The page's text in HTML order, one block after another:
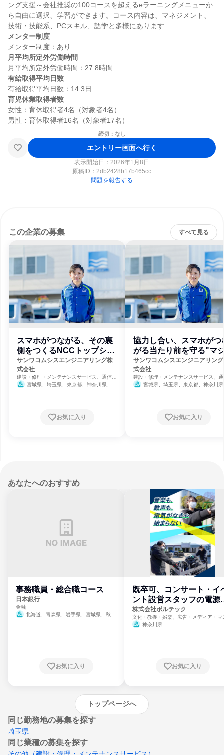
ング支援～会社推奨の100コースを超えるeラーニングメニューか
ら自由に選択、学習ができます。コース内容は、マネジメント、
メンター制度
月平均所定外労働時間
有給取得平均日数
育児休業取得者数
女性：育休取得者4名（対象者4名）
締切：なし
エントリー画面へ行く
表示開始日：2026年1月8日
原稿ID： 2db2428b17b465cc
問題を報告する
この企業の募集 すべて見る
スマホがつながる、その裏
側をつくるNCCトップシェ
ア企業
サンワコムシスエンジニアリング株
式会社
建設・修理・メンテナンスサービス、通信・
インターネット、インフラ・鉱業
宮城県、埼玉県、東京都、神奈川県、大
お気に入り
協力し合い、スマホがつ
がる当たり前を守る"マ
メ"な会社
サンワコムシスエンジニアリン
式会社
建設・修理・メンテナンスサービス、
インターネット、インフラ・鉱業
宮城県、埼玉県、東京都、神奈川
お気に入り
あなたへのおすすめ
事務職員・総合職コース
日本銀行
金融
北海道、青森県、岩手県、宮城県、秋田
崎県、熊本県、大分県、宮崎県、鹿児島県、
お気に入り
既卒可、コンサート・イ
ント設営スタッフの電源
門
株式会社ボルテック
文化・教養・娯楽、広告・メディア・マ
ミ、電力・ガス・水道・エネルギー
神奈川県
お気に入り
トップページへ
同じ勤務地の募集を探す
埼玉県
同じ業種の募集を探す